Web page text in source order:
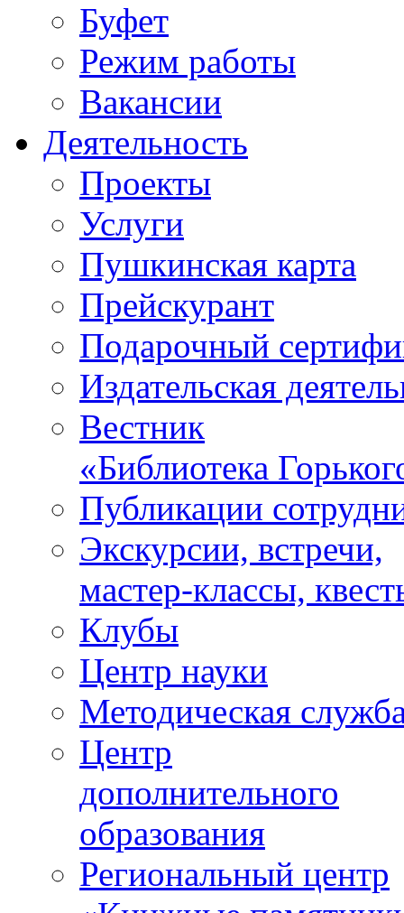
Буфет
Режим работы
Вакансии
Деятельность
Проекты
Услуги
Пушкинская карта
Прейскурант
Подарочный
Издательская
Вестник
«Библиотека
Публикации
Экскурсии, встречи,
мастер-классы,
Клубы
Центр науки
Методическая
Центр
дополнительного
образования
Региональный центр